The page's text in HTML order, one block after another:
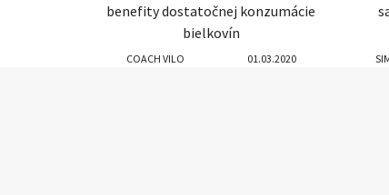
benefity dostatočnej konzumácie
bielkovín
COACH VILO 01.03.2020